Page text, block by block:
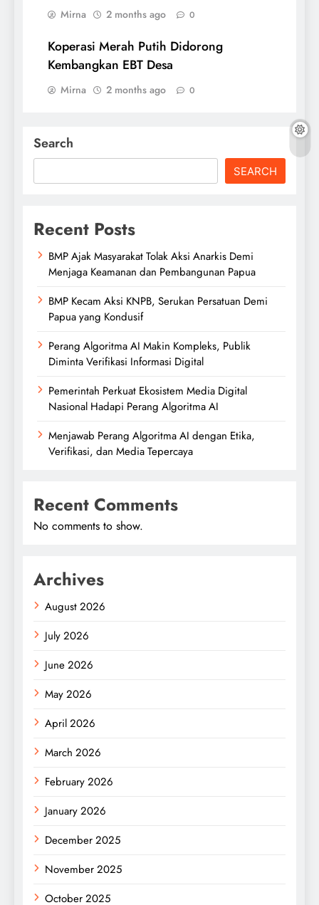
Mirna 2 months ago 0
Koperasi Merah Putih Didorong
Kembangkan EBT Desa
Mirna 2 months ago 0
Search
SEARCH
Recent Posts
BMP Ajak Masyarakat Tolak Aksi Anarkis Demi
Menjaga Keamanan dan Pembangunan Papua
BMP Kecam Aksi KNPB, Serukan Persatuan Demi
Papua yang Kondusif
Perang Algoritma AI Makin Kompleks, Publik
Diminta Verifikasi Informasi Digital
Pemerintah Perkuat Ekosistem Media Digital
Nasional Hadapi Perang Algoritma AI
Menjawab Perang Algoritma AI dengan Etika,
Verifikasi, dan Media Tepercaya
Recent Comments
No comments to show.
Archives
August 2026
July 2026
June 2026
May 2026
April 2026
March 2026
February 2026
January 2026
December 2025
November 2025
October 2025